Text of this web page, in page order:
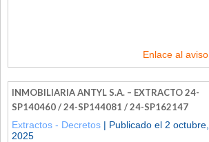
Enlace al aviso
INMOBILIARIA ANTYL S.A. – EXTRACTO 24-
SP140460 / 24-SP144081 / 24-SP162147
Extractos - Decretos | Publicado el 2 octubre,
2025